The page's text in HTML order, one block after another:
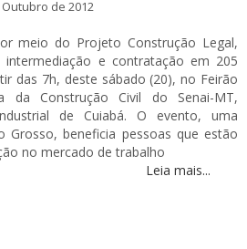
de 2012
meio do Projeto Construção Legal,
intermediação e contratação em 205
das 7h, deste sábado (20), no Feirão
da Construção Civil do Senai-MT,
de Cuiabá. O evento, uma
Grosso, beneficia pessoas que estão
no mercado de trabalho
Leia mais...